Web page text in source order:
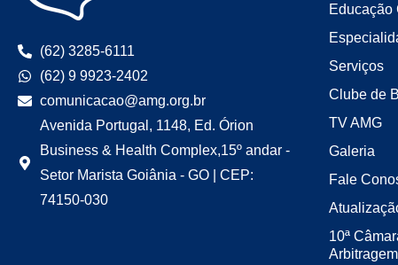
(62) 3285-6111
(62) 9 9923-2402
comunicacao@amg.org.br
Avenida Portugal, 1148, Ed. Órion
Business & Health Complex,15º andar -
Setor Marista Goiânia - GO | CEP:
74150-030
Educação
Serviços
Clube de
TV AMG
Galeria
Fale
10ª